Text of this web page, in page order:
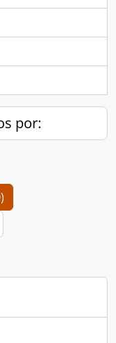
por: